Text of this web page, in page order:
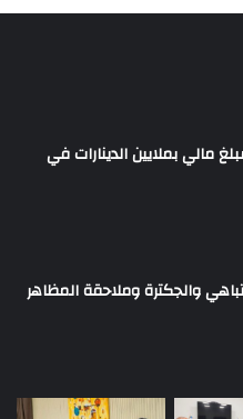
مالي بملايين الدينارات في
والجكترة وملاحقة المظاهر